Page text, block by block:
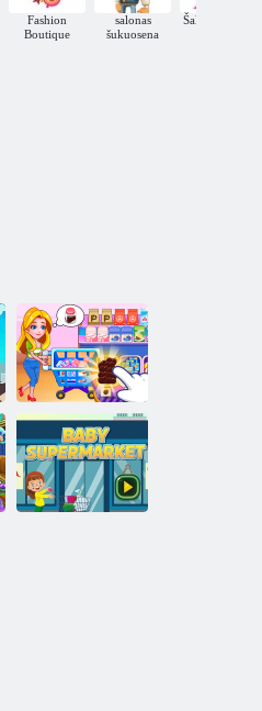
Fashion
Boutique
salonas
šukuosena
Šaltojo širdies
Vaikų prekybos
centras